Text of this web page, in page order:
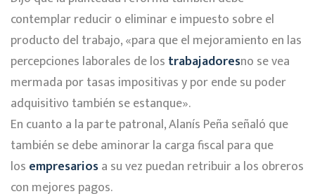
contemplar reducir o eliminar e impuesto sobre el
producto del trabajo, «para que el mejoramiento en las
percepciones laborales de los trabajadoresno se vea
mermada por tasas impositivas y por ende su poder
adquisitivo también se estanque».
En cuanto a la parte patronal, Alanís Peña señaló que
también se debe aminorar la carga fiscal para que
los empresariosa su vez puedan retribuir a los obreros
con mejores pagos.